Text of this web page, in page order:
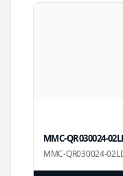
MMC-QR030024-
MMC-QR030024-